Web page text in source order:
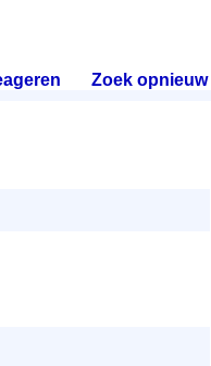
Zoek opnieuw.